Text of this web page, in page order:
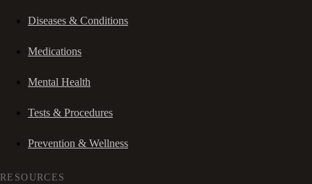
Diseases & Conditions
Medications
Mental Health
Tests & Procedures
Prevention & Wellness
RESOURCES